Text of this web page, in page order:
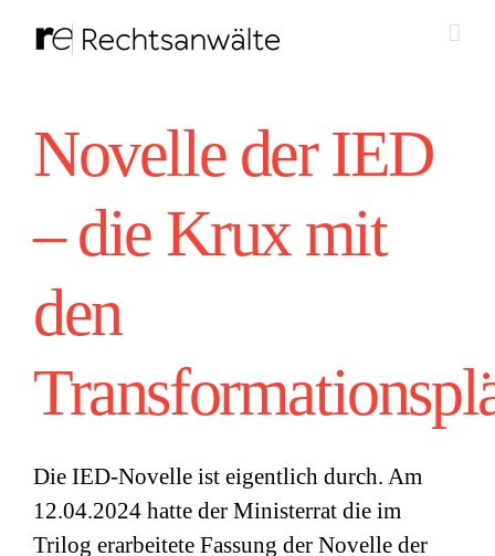
Inhalt
Novelle der IED
– die Krux mit
den
Die IED-Novelle ist eigentlich durch. Am
12.04.2024 hatte der Ministerrat die im
Trilog erarbeitete Fassung der Novelle der